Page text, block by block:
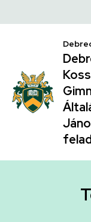
|
Debreceni
Egyetem
Kossuth
Lajos
Gyakorló
Általános
a